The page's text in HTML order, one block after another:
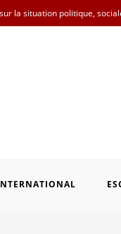
la situation politique,